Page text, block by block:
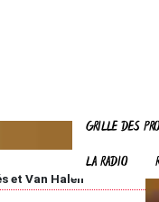
GRILLE DES
LA RADIO
et Van Halen